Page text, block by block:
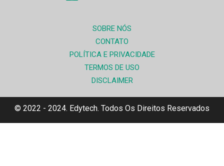
SOBRE NÓS
CONTATO
POLÍTICA E PRIVACIDADE
TERMOS DE USO
DISCLAIMER
© 2022 - 2024. Edytech. Todos Os Direitos Reservados